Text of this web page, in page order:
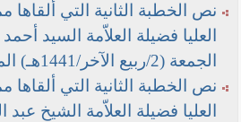
نص الخطبة الثانية التي ألقاها
العليا فضيلة العلاّمة السيد
الجمعة (2/ربيع الآخر/1441هـ) الموافق (29/11/2019)
نص الخطبة الثانية التي ألقاها
العليا فضيلة العلاّمة الشيخ